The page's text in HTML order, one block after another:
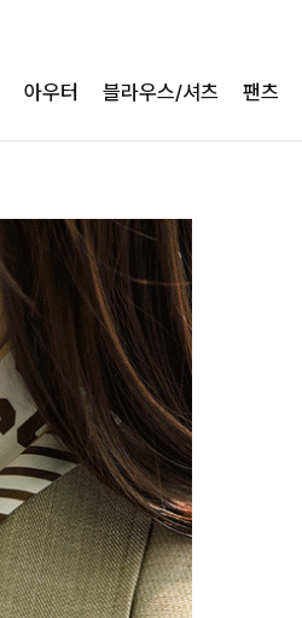
아우터 블라우스/셔츠 팬츠